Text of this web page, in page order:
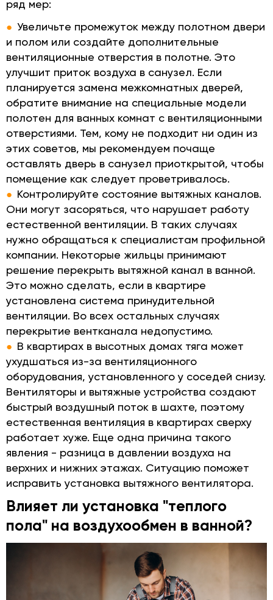
ряд мер:
Увеличьте промежуток между полотном двери
и полом или создайте дополнительные
вентиляционные отверстия в полотне. Это
улучшит приток воздуха в санузел. Если
планируется замена межкомнатных дверей,
обратите внимание на специальные модели
полотен для ванных комнат с вентиляционными
отверстиями. Тем, кому не подходит ни один из
этих советов, мы рекомендуем почаще
оставлять дверь в санузел приоткрытой, чтобы
помещение как следует проветривалось.
Контролируйте состояние вытяжных каналов.
Они могут засоряться, что нарушает работу
естественной вентиляции. В таких случаях
нужно обращаться к специалистам профильной
компании. Некоторые жильцы принимают
решение перекрыть вытяжной канал в ванной.
Это можно сделать, если в квартире
установлена система принудительной
вентиляции. Во всех остальных случаях
перекрытие вентканала недопустимо.
В квартирах в высотных домах тяга может
ухудшаться из-за вентиляционного
оборудования, установленного у соседей снизу.
Вентиляторы и вытяжные устройства создают
быстрый воздушный поток в шахте, поэтому
естественная вентиляция в квартирах сверху
работает хуже. Еще одна причина такого
явления - разница в давлении воздуха на
верхних и нижних этажах. Ситуацию поможет
исправить установка вытяжного вентилятора.
Влияет ли установка "теплого
пола" на воздухообмен в ванной?